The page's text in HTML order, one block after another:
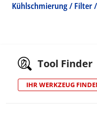
Kühlschmierung / Filter
Tool Finder
IHR WERKZEUG